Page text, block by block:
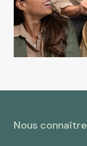
Nous connaître